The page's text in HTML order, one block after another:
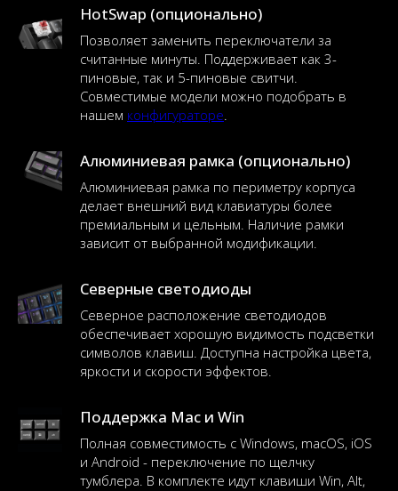
HotSwap (опционально)
Позволяет заменить переключатели за
считанные минуты. Поддерживает как 3-
пиновые, так и 5-пиновые свитчи.
Совместимые модели можно подобрать в
нашем конфигураторе.
Алюминиевая рамка (опционально)
Алюминиевая рамка по периметру корпуса
делает внешний вид клавиатуры более
премиальным и цельным. Наличие рамки
зависит от выбранной модификации.
Северные светодиоды
Северное расположение светодиодов
обеспечивает хорошую видимость подсветки
символов клавиш. Доступна настройка цвета,
яркости и скорости эффектов.
Поддержка Mac и Win
Полная совместимость с Windows, macOS, iOS
и Android - переключение по щелчку
тумблера. В комплекте идут клавиши Win, Alt,